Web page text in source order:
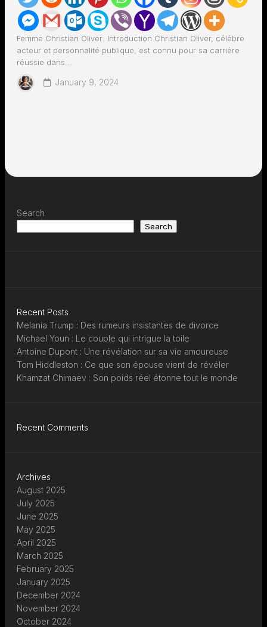
Femme Christian Oliver: Introduction Christian Oliver, célèbre
acteur et personnalité publique, est connu pour sa carrière
réussie dans...
January 9, 2024
Search
Search
Recent Posts
Melania Trump : Des rumeurs insistantes de divorce
Michael Youn : Le couple qui intrigue la toile
Antoine Dupont : Une révélation sur sa vie amoureuse
Tom Hiddleston : Ce que son épouse vient de révéler
Khamzat Chimaev : Son poids réel étonne tout le monde
Recent Comments
Archives
August 2025
July 2025
June 2025
May 2025
April 2025
March 2025
February 2025
January 2025
December 2024
November 2024
October 2024